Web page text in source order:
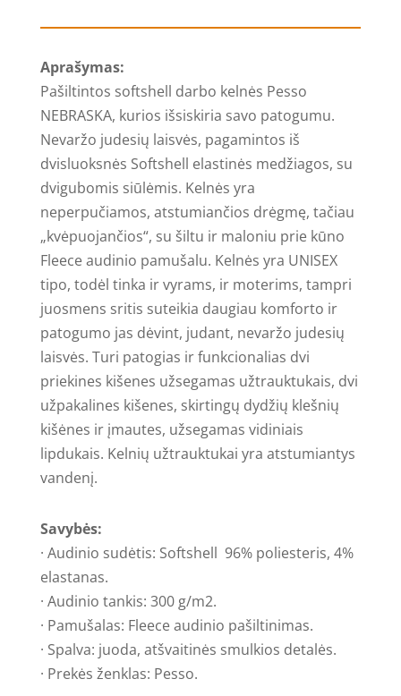
softshell
kelnės
Pesso
NEBRASKA,
juodos
Aprašymas:
Pašiltintos softshell darbo kelnės Pesso
NEBRASKA, kurios išsiskiria savo patogumu.
Nevaržo judesių laisvės, pagamintos iš
dvisluoksnės Softshell elastinės medžiagos, su
dvigubomis siūlėmis. Kelnės yra
neperpučiamos, atstumiančios drėgmę, tačiau
„kvėpuojančios“, su šiltu ir maloniu prie kūno
Fleece audinio pamušalu. Kelnės yra UNISEX
tipo, todėl tinka ir vyrams, ir moterims, tampri
juosmens sritis suteikia daugiau komforto ir
patogumo jas dėvint, judant, nevaržo judesių
laisvės. Turi patogias ir funkcionalias dvi
priekines kišenes užsegamas užtrauktukais, dvi
užpakalines kišenes, skirtingų dydžių klešnių
kišėnes ir įmautes, užsegamas vidiniais
lipdukais. Kelnių užtrauktukai yra atstumiantys
vandenį.
Savybės:
· Audinio sudėtis: Softshell 96% poliesteris, 4%
elastanas.
· Audinio tankis: 300 g/m2.
· Pamušalas: Fleece audinio pašiltinimas.
· Spalva: juoda, atšvaitinės smulkios detalės.
· Prekės ženklas: Pesso.